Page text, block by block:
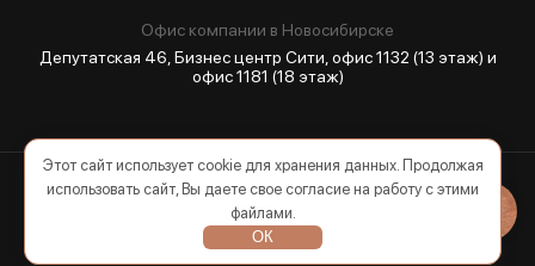
Офис компании в Новосибирскe
Депутатская 46, Бизнес центр Сити, офис 1132 (13 этаж) и
офис 1181 (18 этаж)
2026 © Все права защищены
Этот сайт использует cookie для хранения данных. Продолжая
использовать сайт, Вы даете свое согласие на работу с этими
файлами.
ОК